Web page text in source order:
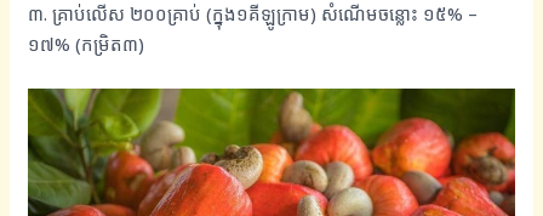
៣. គ្រាប់លើស​ ២០០គ្រាប់ (ក្នុង១គីឡូក្រាម) សំណើមចន្លោះ ១៥% –
១៧%​ (កម្រិត៣)